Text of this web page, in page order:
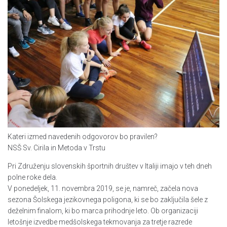
Kateri izmed navedenih odgovorov bo pravilen?
NSŠ Sv. Cirila in Metoda v Trstu
Pri Združenju slovenskih športnih društev v Italiji imajo v teh dneh
polne roke dela.
V ponedeljek, 11. novembra 2019, se je, namreč, začela nova
sezona Šolskega jezikovnega poligona, ki se bo zaključila šele z
deželnim finalom, ki bo marca prihodnje leto. Ob organizaciji
letošnje izvedbe medšolskega tekmovanja za tretje razrede